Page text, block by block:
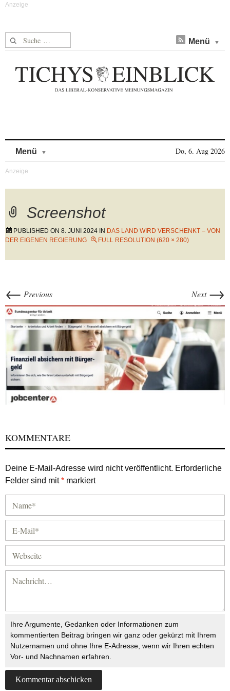
Suche nach: Menü
Menü Do, 6. Aug 2026
Screenshot
PUBLISHED ON 8. JUNI 2024 IN DAS LAND WIRD VERSCHENKT – VON
DER EIGENEN REGIERUNG
FULL RESOLUTION (620 × 280)
← Previous Next →
KOMMENTARE
Deine E-Mail-Adresse wird nicht veröffentlicht. Erforderliche
Felder sind mit* markiert
Ihre Argumente, Gedanken oder Informationen zum
kommentierten Beitrag bringen wir ganz oder gekürzt mit Ihrem
Nutzernamen und ohne Ihre E-Adresse, wenn wir Ihren echten
Vor- und Nachnamen erfahren.